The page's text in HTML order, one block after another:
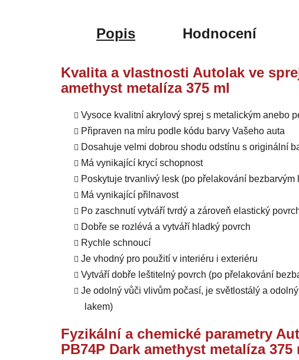
Popis Hodnocení
Kvalita a vlastnosti Autolak ve
amethyst metalíza 375 ml
Vysoce kvalitní akrylový sprej s metalickým anebo
Připraven na míru podle kódu barvy Vašeho auta
Dosahuje velmi dobrou shodu odstínu s originální
Má vynikající krycí schopnost
Poskytuje trvanlivý lesk (po přelakování bezbarvým
Má vynikající přilnavost
Po zaschnutí vytváří tvrdý a zároveň elastický
Dobře se rozlévá a vytváří hladký povrch
Rychle schnoucí
Je vhodný pro použití v interiéru i exteriéru
Vytváří dobře leštitelný povrch (po přelakování
Je odolný vůči vlivům počasí, je světlostálý a
lakem)
Fyzikální a chemické parametry
PB74P Dark amethyst metalíza 375